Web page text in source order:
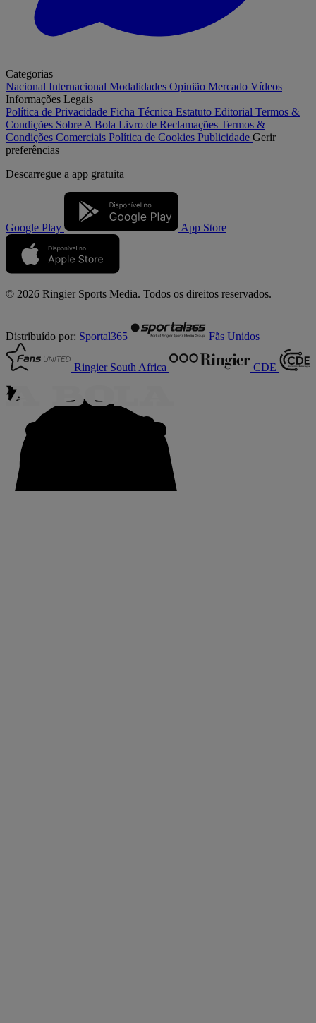
Categorias
Nacional Internacional Modalidades Opinião Mercado Vídeos
Informações Legais
Política de Privacidade Ficha Técnica Estatuto Editorial Termos &
Condições Sobre A Bola Livro de Reclamações Termos &
Condições Comerciais Política de Cookies Publicidade Gerir
preferências
Descarregue a app gratuita
Google Play App Store
© 2026 Ringier Sports Media. Todos os direitos reservados.
Distribuído por: Sportal365 Fãs Unidos
Ringier South Africa CDE